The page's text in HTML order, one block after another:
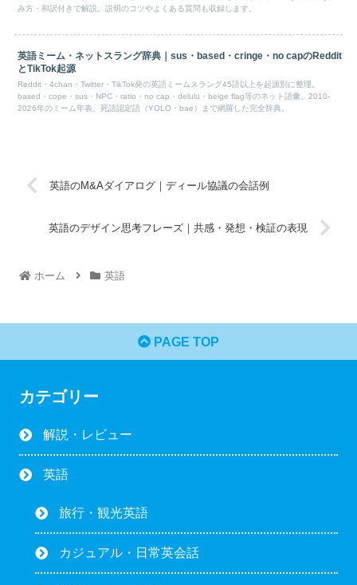
み方・和訳付きで解説。説明のコツやよくある質問も収録します。
英語ミーム・ネットスラング辞典｜sus・based・cringe・no capのReddit
とTikTok起源
Reddit・4chan・Twitter・TikTok発の英語ミームスラング45語以上を起源別に整理。
based・cope・sus・NPC・ratio・no cap・delulu・beige flag等のネット語彙、2010-
2026年のミーム年表、死語認定語（YOLO・bae）まで網羅した完全辞典。
英語のM&Aダイアログ｜ディール協議の会話例
英語のデザイン思考フレーズ｜共感・発想・検証の表現
ホーム 英語
PAGE TOP
カテゴリー
解説・レビュー
英語
旅行・観光英語
カジュアル・日常英会話